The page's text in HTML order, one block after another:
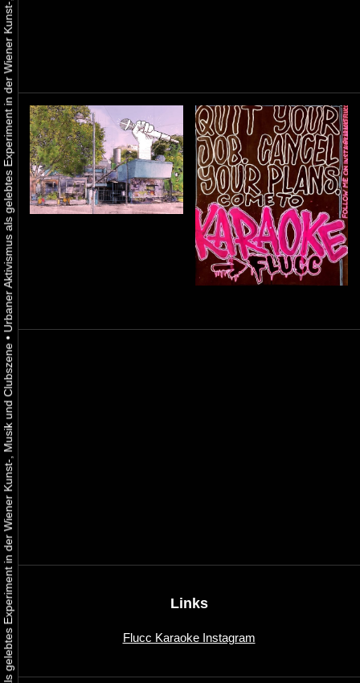
Urbaner Aktivismus als gelebtes Experiment in der Wiener Kunst-, Musik und Clubszene
•
Urbaner Aktivismus als gelebtes Experiment in der Wiener Kunst-, Musik und Clubszene
Links
Flucc Karaoke Instagram